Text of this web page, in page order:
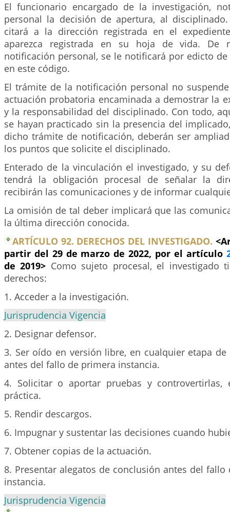
El funcionario encargado de la investigación,
personal la decisión de apertura, al
citará a la dirección registrada en el
aparezca registrada en su hoja de vida. De
notificación personal, se le notificará por edicto
en este código.
El trámite de la notificación personal no
actuación probatoria encaminada a demostrar la
y la responsabilidad del disciplinado. Con todo,
se hayan practicado sin la presencia del
dicho trámite de notificación, deberán ser
los puntos que solicite el disciplinado.
Enterado de la vinculación el investigado, y su
tendrá la obligación procesal de señalar la
recibirán las comunicaciones y de informar
La omisión de tal deber implicará que las
la última dirección conocida.
ARTÍCULO 92. DERECHOS DEL INVESTIGADO.
partir del 29 de marzo de 2022, por el artículo
de 2019> Como sujeto procesal, el investigado
derechos:
1. Acceder a la investigación.
Jurisprudencia Vigencia
2. Designar defensor.
3. Ser oído en versión libre, en cualquier etapa de
antes del fallo de primera instancia.
4. Solicitar o aportar pruebas y
práctica.
5. Rendir descargos.
6. Impugnar y sustentar las decisiones cuando
7. Obtener copias de la actuación.
8. Presentar alegatos de conclusión antes del
instancia.
Jurisprudencia Vigencia